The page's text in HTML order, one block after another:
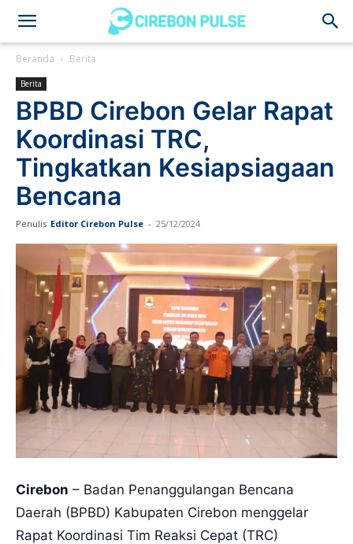
Cirebon
Pulse
Beranda Berita
Berita
BPBD Cirebon Gelar Rapat
Koordinasi TRC,
Tingkatkan Kesiapsiagaan
Bencana
Penulis Editor Cirebon Pulse - 25/12/2024
Cirebon – Badan Penanggulangan Bencana
Daerah (BPBD) Kabupaten Cirebon menggelar
Rapat Koordinasi Tim Reaksi Cepat (TRC)